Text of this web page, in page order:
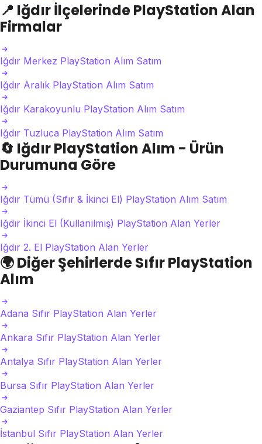
📍 Iğdır İlçelerinde PlayStation Alan
Firmalar
Iğdır Merkez PlayStation Alım Satım
Iğdır Aralık PlayStation Alım Satım
Iğdır Karakoyunlu PlayStation Alım Satım
Iğdır Tuzluca PlayStation Alım Satım
🔄 Iğdır PlayStation Alım - Ürün
Durumuna Göre
Iğdır Tümü (Sıfır & İkinci El) PlayStation Alım Satım
Iğdır İkinci El (Kullanılmış) PlayStation Alan Yerler
Iğdır 2. El PlayStation Alan Yerler
🌍Diğer Şehirlerde Sıfır PlayStation
Alım
Adana Sıfır PlayStation Alan Yerler
Ankara Sıfır PlayStation Alan Yerler
Antalya Sıfır PlayStation Alan Yerler
Bursa Sıfır PlayStation Alan Yerler
Gaziantep Sıfır PlayStation Alan Yerler
İstanbul Sıfır PlayStation Alan Yerler